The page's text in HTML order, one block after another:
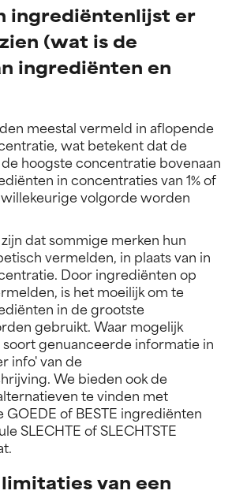
ingrediëntenlijst er
(wat is de
ingrediënten en
meestal vermeld in aflopende
wat betekent dat de
hoogste concentratie bovenaan
in concentraties van 1% of
volgorde worden
dat sommige merken hun
vermelden, in plaats van in
Door ingrediënten op
is het moeilijk om te
in de grootste
gebruikt. Waar mogelijk
genuanceerde informatie in
info' van de
We bieden ook de
te vinden met
of BESTE ingrediënten
SLECHTE of SLECHTSTE
van een